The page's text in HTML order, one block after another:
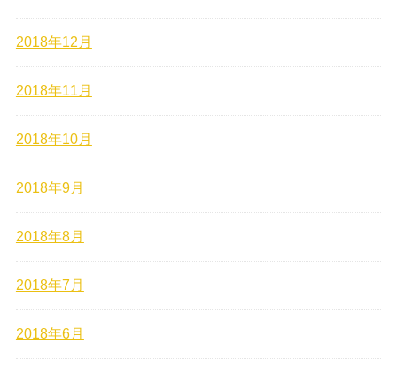
2018年12月
2018年11月
2018年10月
2018年9月
2018年8月
2018年7月
2018年6月